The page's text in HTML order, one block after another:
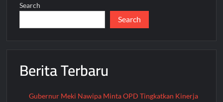
Libatkan
Search
Search
Berita Terbaru
Gubernur Meki Nawipa Minta OPD Tingkatkan Kinerja